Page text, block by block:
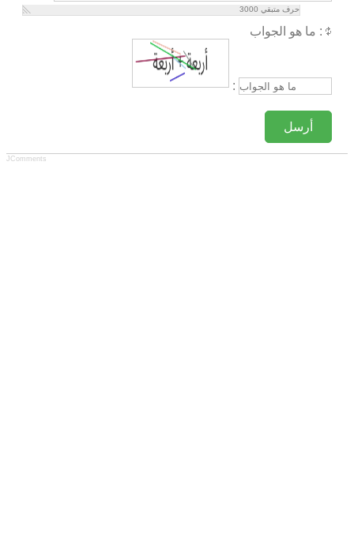
3000 حرف متبقي
ما هو الجواب :
:
أرسل
JComments